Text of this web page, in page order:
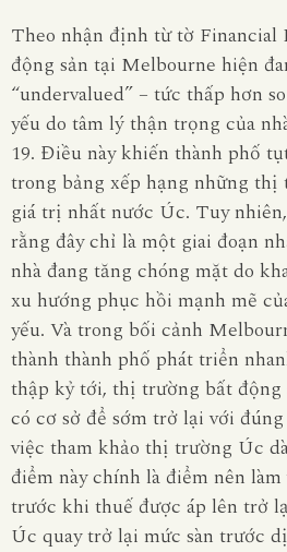
Theo nhận định từ tờ Financial
động sản tại Melbourne hiện
“undervalued” – tức thấp hơn
yếu do tâm lý thận trọng của
19. Điều này khiến thành phố
trong bảng xếp hạng những thị
giá trị nhất nước Úc. Tuy
rằng đây chỉ là một giai đoạn
nhà đang tăng chóng mặt do
xu hướng phục hồi mạnh mẽ
yếu. Và trong bối cảnh
thành thành phố phát triển
thập kỷ tới, thị trường bất động
có cơ sở để sớm trở lại với
việc tham khảo thị trường Úc
điểm này chính là điểm nên
trước khi thuế được áp lên trở
Úc quay trở lại mức sàn trước